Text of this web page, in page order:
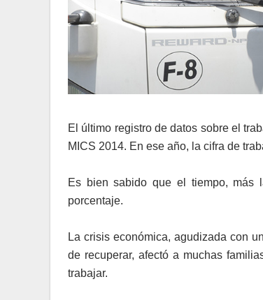
El último registro de datos sobre el
MICS 2014. En ese año, la cifra de
Es bien sabido que el tiempo, más
porcentaje.
La crisis económica, agudizada con
de recuperar, afectó a muchas
trabajar.